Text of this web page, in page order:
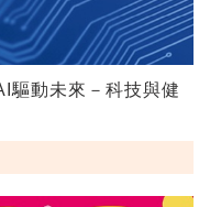
驅動未來－科技與健